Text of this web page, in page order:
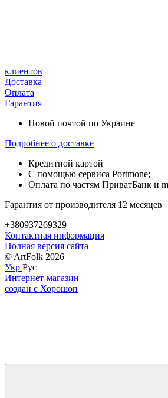
клиентов
Доставка
Оплата
Гарантия
Новой почтой по Украине
Подробнее о доставке
Кредитной картой
С помощью сервиса Portmone;
Оплата по частям ПриватБанк и
Гарантия от производителя 12 месяцев
+380937269329
Контактная информация
Полная версия сайта
© ArtFolk 2026
Укр Рус
Интернет-магазин
создан с Хорошоп